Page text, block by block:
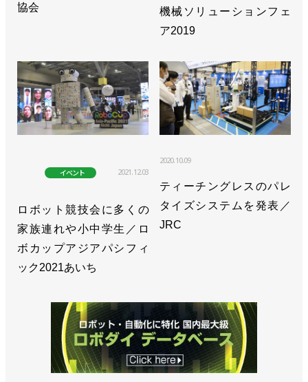
協会
機械ソリューションフェ
ア2019
イベント 2021.12.03
ロボット競技会に多くの
家族連れや小中学生／ロ
ボカップアジアパシフィ
ック2021あいち
2020.10.09
ティーチングレスのパレ
タイズシステムを発表／
JRC